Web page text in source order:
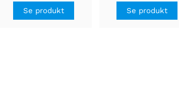
Se produkt Se produkt